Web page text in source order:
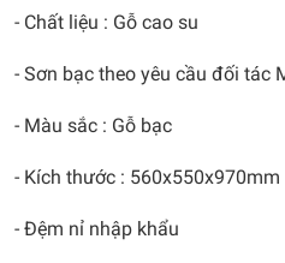
- Chất liệu : Gỗ cao su
- Sơn bạc theo yêu cầu đối tác
- Màu sắc : Gỗ bạc
- Kích thước : 560x550x970mm
- Đệm nỉ nhập khẩu